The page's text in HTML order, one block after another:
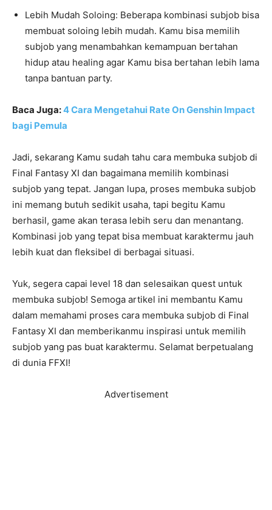
Lebih Mudah Soloing: Beberapa kombinasi subjob bisa
membuat soloing lebih mudah. Kamu bisa memilih
subjob yang menambahkan kemampuan bertahan
hidup atau healing agar Kamu bisa bertahan lebih lama
tanpa bantuan party.
Baca Juga:4 Cara Mengetahui Rate On Genshin Impact
bagi Pemula
Jadi, sekarang Kamu sudah tahu cara membuka subjob di
Final Fantasy XI dan bagaimana memilih kombinasi
subjob yang tepat. Jangan lupa, proses membuka subjob
ini memang butuh sedikit usaha, tapi begitu Kamu
berhasil, game akan terasa lebih seru dan menantang.
Kombinasi job yang tepat bisa membuat karaktermu jauh
lebih kuat dan fleksibel di berbagai situasi.
Yuk, segera capai level 18 dan selesaikan quest untuk
membuka subjob! Semoga artikel ini membantu Kamu
dalam memahami proses cara membuka subjob di Final
Fantasy XI dan memberikanmu inspirasi untuk memilih
subjob yang pas buat karaktermu. Selamat berpetualang
di dunia FFXI!
Advertisement